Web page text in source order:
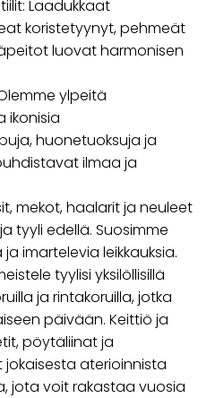
Laadukkaat
koristetyynyt, pehmeät
luovat harmonisen
ylpeitä
ikonisia
huonetuoksuja ja
ilmaa ja
mekot, haalarit ja neuleet
tyyli edellä. Suosimme
imartelevia leikkauksia.
tyylisi yksilöllisillä
ja rintakoruilla, jotka
päivään. Keittiö ja
pöytäliinat ja
jokaisesta aterioinnista
jota voit rakastaa vuosia